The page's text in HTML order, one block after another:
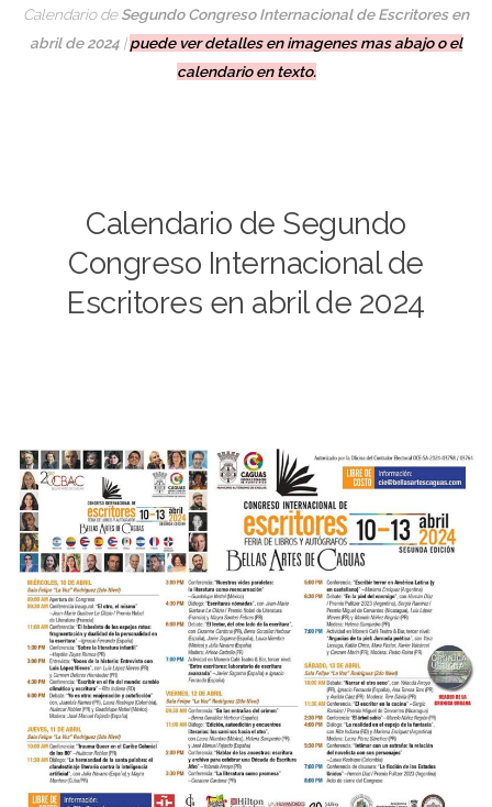
Calendario deSegundo Congreso Internacional de Escritores en
abril de 2024 |puede ver detalles en imagenes mas abajo o el
calendario en texto.
Calendario de Segundo
Congreso Internacional de
Escritores en abril de 2024